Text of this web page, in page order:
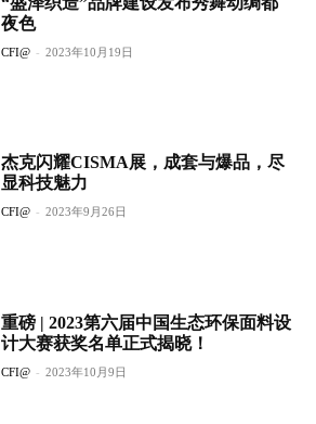
夜色
CFI@ - 2023年10月19日
杰克闪耀CISMA展，成套与爆品，尽
显科技魅力
CFI@ - 2023年9月26日
重磅 | 2023第六届中国生态环保面料设
计大赛获奖名单正式揭晓！
CFI@ - 2023年10月9日